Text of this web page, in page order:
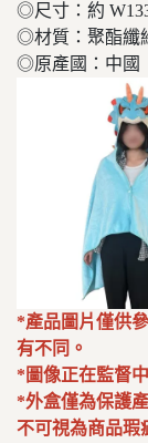
◎尺寸：約
◎材質：聚酯纖
◎原產國：中國
*產品圖片僅供
有不同。
*圖像正在監督
*外盒僅為保護
不可視為商品瑕